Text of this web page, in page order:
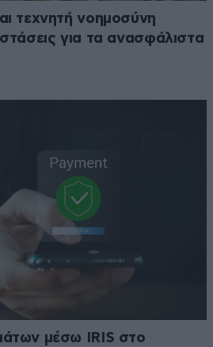
τεχνητή νοημοσύνη
για τα ανασφάλιστα
μέσω IRIS στο